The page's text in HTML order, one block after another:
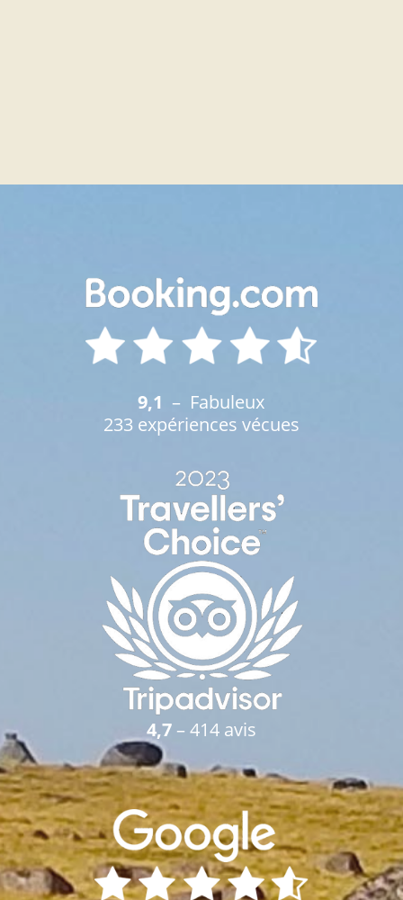
9,1 – Fabuleux
233 expériences vécues
4,7– 414 avis